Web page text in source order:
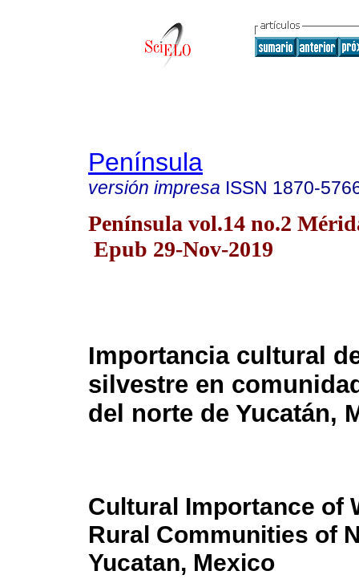
Península
versión impresa ISSN 1870-
Península vol.14 no.2
Epub 29-Nov-2019
Importancia cultural
silvestre en
del norte de Yucatán,
Cultural Importance of
Rural Communities of
Yucatan, Mexico